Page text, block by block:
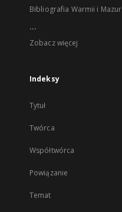
Bibliografia Warmii i Mazur
...
Zobacz więcej
Indeksy
Tytuł
Twórca
Współtwórca
Powiązanie
Temat